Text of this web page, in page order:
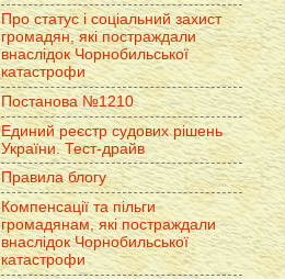
Про статус і соціальний захист
громадян, які постраждали
внаслідок Чорнобильської
катастрофи
Постанова №1210
Единий реєстр судових рішень
України. Тест-драйв
Правила блогу
Компенсації та пільги
громадянам, які постраждали
внаслідок Чорнобильської
катастрофи